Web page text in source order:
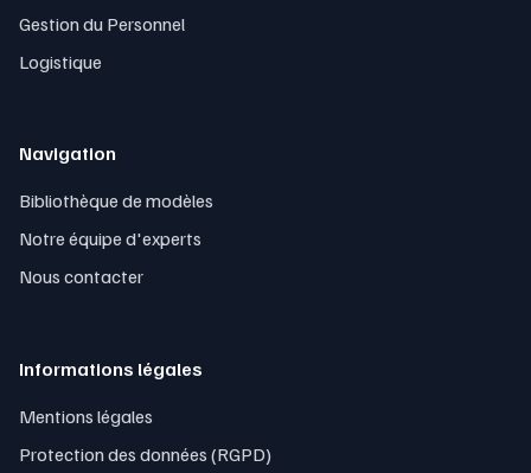
Gestion du Personnel
Logistique
Navigation
Bibliothèque de modèles
Notre équipe d'experts
Nous contacter
Informations légales
Mentions légales
Protection des données (RGPD)